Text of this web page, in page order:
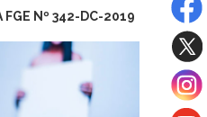
FGE Nº 342-DC-2019